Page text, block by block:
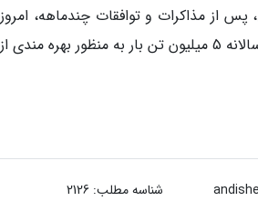
از مذاکرات و توافقات چندماهه، امروز
کریدور ریلی قزاقستان- ترکمنستان- ایران- ترکیه با هدف گذاری اولیه جابه جایی سالانه 5 میلیون تن بار به منظور بهره مندی از
شناسه مطلب: 2126